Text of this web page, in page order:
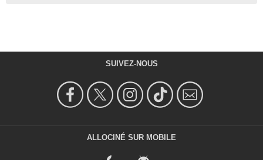
SUIVEZ-NOUS
ALLOCINÉ SUR MOBILE